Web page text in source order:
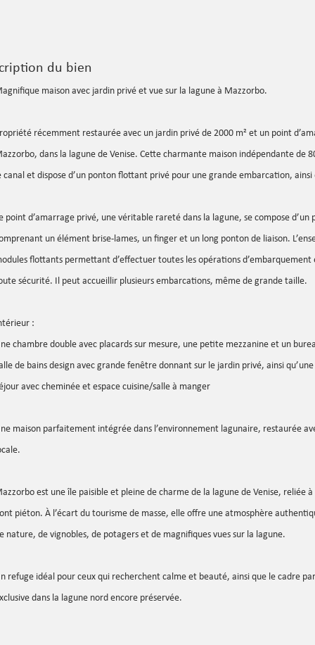
du bien
maison avec jardin privé et vue sur la lagune à Mazzorbo.
récemment restaurée avec un jardin privé de 2000 m² et un point
dans la lagune de Venise. Cette charmante maison indépendante de
canal et dispose d’un ponton flottant privé pour une grande embarcation, ainsi
point d’amarrage privé, une véritable rareté dans la lagune, se compose
un élément brise-lames, un finger et un long ponton de liaison.
flottants permettant d’effectuer toutes les opérations
sécurité. Il peut accueillir plusieurs embarcations, même de grande taille.
:
chambre double avec placards sur mesure, une petite mezzanine et un
de bains design avec grande fenêtre donnant sur le jardin privé, ainsi
avec cheminée et espace cuisine/salle à manger
maison parfaitement intégrée dans l’environnement lagunaire, restaurée
est une île paisible et pleine de charme de la lagune de Venise, reliée
piéton. À l’écart du tourisme de masse, elle offre une atmosphère
nature, de vignobles, de potagers et de magnifiques vues sur la lagune.
refuge idéal pour ceux qui recherchent calme et beauté, ainsi que le cadre
dans la lagune nord encore préservée.